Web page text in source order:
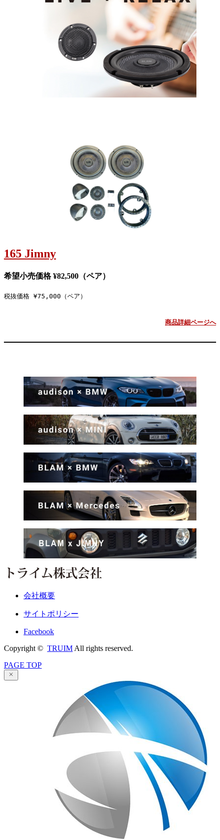
165 Jimny
希望小売価格¥82,500 （ペア）
税抜価格 ¥75,000（ペア）
商品詳細ページへ
会社概要
サイトポリシー
Facebook
Copyright © TRUIM All rights reserved.
PAGE TOP